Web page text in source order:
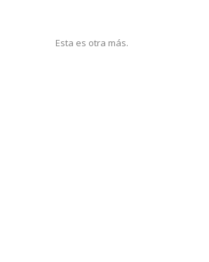
Esta es otra más.